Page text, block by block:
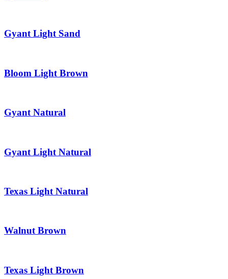
Gyant Light Sand
Bloom Light Brown
Gyant Natural
Gyant Light Natural
Texas Light Natural
Walnut Brown
Texas Light Brown